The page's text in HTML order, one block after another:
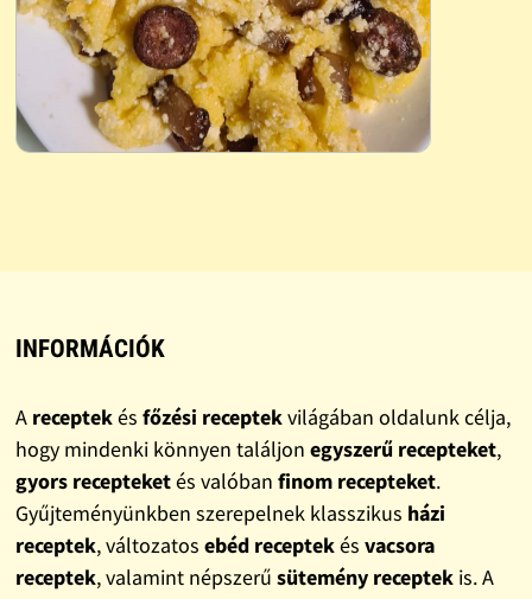
INFORMÁCIÓK
A receptekés főzési receptekvilágában oldalunk célja,
hogy mindenki könnyen találjon egyszerű recepteket,
gyors recepteketés valóban finom recepteket.
Gyűjteményünkben szerepelnek klasszikus házi
receptek, változatos ebéd receptekés vacsora
receptek, valamint népszerű sütemény receptekis. A